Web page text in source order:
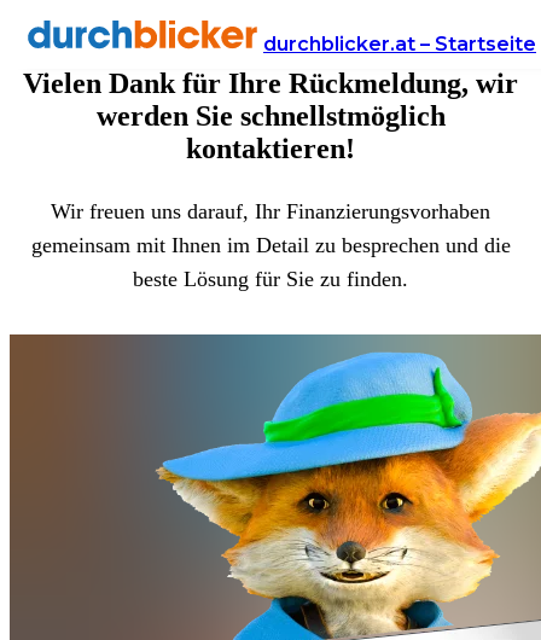
durchblicker.at – Startseite
Ihre Anfrage ist erfolgreich bei uns eingegangen
Vielen Dank für Ihre Rückmeldung, wir
werden Sie schnellstmöglich
kontaktieren!
Wir freuen uns darauf, Ihr Finanzierungsvorhaben
gemeinsam mit Ihnen im Detail zu besprechen und die
beste Lösung für Sie zu finden.